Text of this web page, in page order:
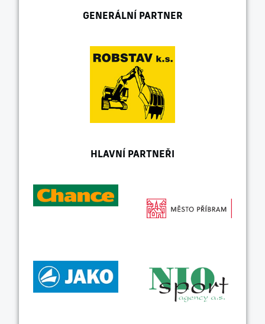
GENERÁLNÍ PARTNER
HLAVNÍ PARTNEŘI